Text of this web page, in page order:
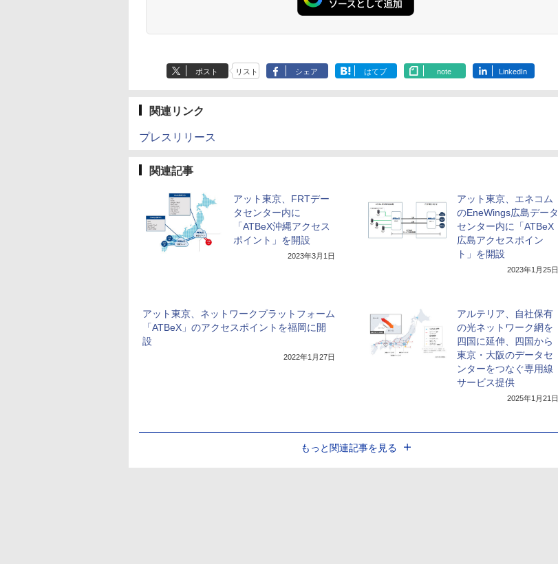
ポスト リスト シェア はてブ note LinkedIn
関連リンク
プレスリリース
関連記事
アット東京、FRTデー
タセンター内に
「ATBeX沖縄アクセス
ポイント」を開設
2023年3月1日
アット東京、エネコム
のEneWings広島データ
センター内に「ATBeX
広島アクセスポイン
ト」を開設
2023年1月25日
アット東京、ネットワークプラットフォーム
「ATBeX」のアクセスポイントを福岡に開
設
2022年1月27日
アルテリア、自社保有
の光ネットワーク網を
四国に延伸、四国から
東京・大阪のデータセ
ンターをつなぐ専用線
サービス提供
2025年1月21日
もっと関連記事を見る